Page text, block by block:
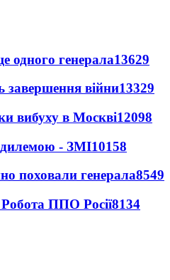
одного генерала13629
війни13329
вибуху в Москві12098
дилемою - ЗМІ10158
поховали генерала8549
ППО Росії8134